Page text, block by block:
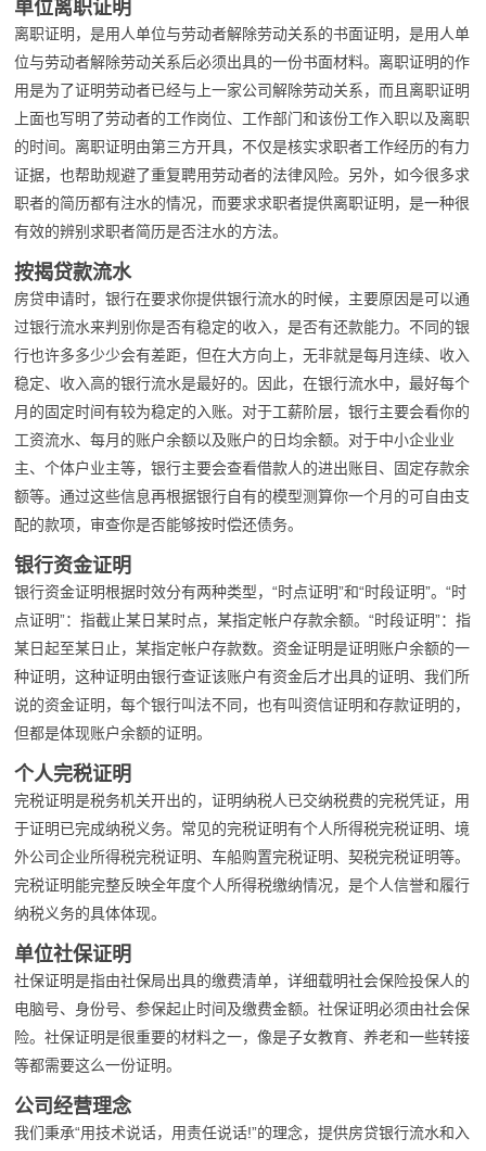
单位离职证明
离职证明，是用人单位与劳动者解除劳动关系的书面证明，是用人单
位与劳动者解除劳动关系后必须出具的一份书面材料。离职证明的作
用是为了证明劳动者已经与上一家公司解除劳动关系，而且离职证明
上面也写明了劳动者的工作岗位、工作部门和该份工作入职以及离职
的时间。离职证明由第三方开具，不仅是核实求职者工作经历的有力
证据，也帮助规避了重复聘用劳动者的法律风险。另外，如今很多求
职者的简历都有注水的情况，而要求求职者提供离职证明，是一种很
有效的辨别求职者简历是否注水的方法。
按揭贷款流水
房贷申请时，银行在要求你提供银行流水的时候，主要原因是可以通
过银行流水来判别你是否有稳定的收入，是否有还款能力。不同的银
行也许多多少少会有差距，但在大方向上，无非就是每月连续、收入
稳定、收入高的银行流水是最好的。因此，在银行流水中，最好每个
月的固定时间有较为稳定的入账。对于工薪阶层，银行主要会看你的
工资流水、每月的账户余额以及账户的日均余额。对于中小企业业
主、个体户业主等，银行主要会查看借款人的进出账目、固定存款余
额等。通过这些信息再根据银行自有的模型测算你一个月的可自由支
配的款项，审查你是否能够按时偿还债务。
银行资金证明
银行资金证明根据时效分有两种类型，“时点证明”和“时段证明”。“时
点证明”：指截止某日某时点，某指定帐户存款余额。“时段证明”：指
某日起至某日止，某指定帐户存款数。资金证明是证明账户余额的一
种证明，这种证明由银行查证该账户有资金后才出具的证明、我们所
说的资金证明，每个银行叫法不同，也有叫资信证明和存款证明的，
但都是体现账户余额的证明。
个人完税证明
完税证明是税务机关开出的，证明纳税人已交纳税费的完税凭证，用
于证明已完成纳税义务。常见的完税证明有个人所得税完税证明、境
外公司企业所得税完税证明、车船购置完税证明、契税完税证明等。
完税证明能完整反映全年度个人所得税缴纳情况，是个人信誉和履行
纳税义务的具体体现。
单位社保证明
社保证明是指由社保局出具的缴费清单，详细载明社会保险投保人的
电脑号、身份号、参保起止时间及缴费金额。社保证明必须由社会保
险。社保证明是很重要的材料之一，像是子女教育、养老和一些转接
等都需要这么一份证明。
公司经营理念
我们秉承“用技术说话，用责任说话!”的理念，提供房贷银行流水和入